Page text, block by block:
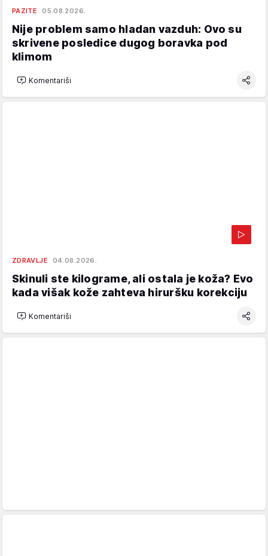
PAZITE 05.08.2026.
Nije problem samo hladan vazduh: Ovo su
skrivene posledice dugog boravka pod
klimom
Komentariši
ZDRAVLJE 04.08.2026.
Skinuli ste kilograme, ali ostala je koža? Evo
kada višak kože zahteva hiruršku korekciju
Komentariši